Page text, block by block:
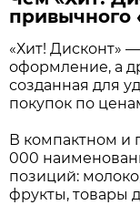
Фото:Евроопт